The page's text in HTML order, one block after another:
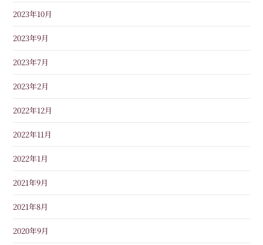
2023年10月
2023年9月
2023年7月
2023年2月
2022年12月
2022年11月
2022年1月
2021年9月
2021年8月
2020年9月